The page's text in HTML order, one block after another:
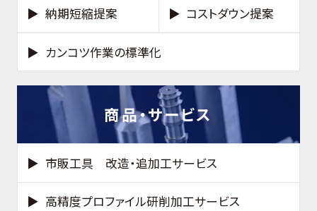
納期短縮提案 コストダウン提案
カンコツ作業の標準化
商品・サービス
市販工具 改造・追加工サービス
高精度プロファイル研削加工サービス